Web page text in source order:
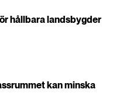
hållbara landsbygder
kan minska